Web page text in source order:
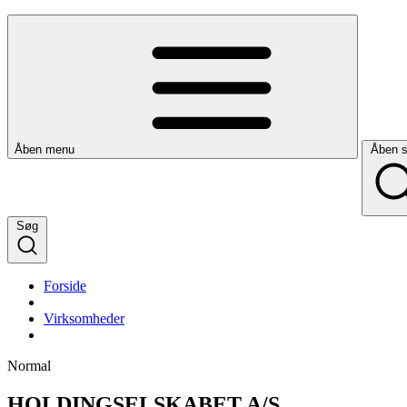
Åben menu Åben
Søg
Forside
Virksomheder
Normal